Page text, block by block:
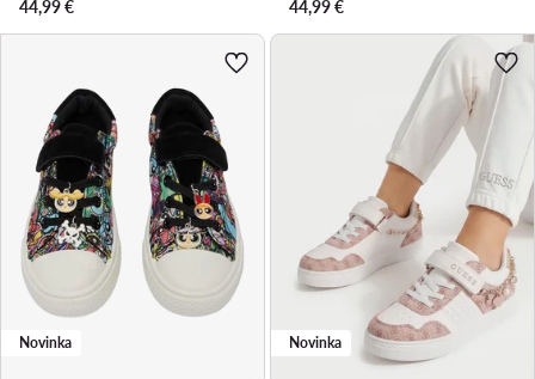
44,99€
44,99€
Novinka Novinka